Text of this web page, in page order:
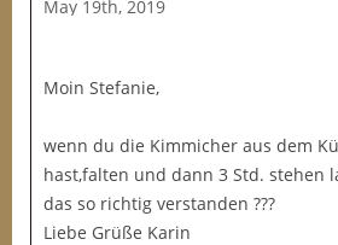
May 19th, 2019
Moin Stefanie,
wenn du die Kimmicher aus dem
hast,falten und dann 3 Std. stehen
das so richtig verstanden ???
Liebe Grüße Karin